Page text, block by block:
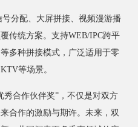
分配、大屏拼接、视频漫游播
传统方案。支持WEB/IPC跨平
多种拼接模式，广泛适用于零
等场景。
秀合作伙伴奖”，不仅是对双方
合作的激励与期许。未来，双